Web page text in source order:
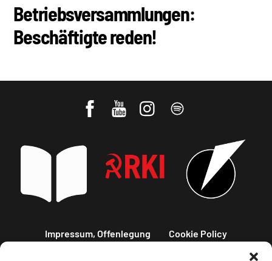
Betriebsversammlungen:
Beschäftigte reden!
Impressum, Offenlegung Cookie Policy